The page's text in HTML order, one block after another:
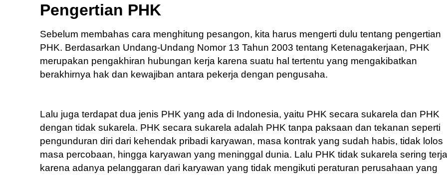
Pengertian PHK
Sebelum membahas cara menghitung pesangon, kita harus mengerti dulu tentang pengertian
PHK. Berdasarkan Undang-Undang Nomor 13 Tahun 2003 tentang Ketenagakerjaan, PHK
merupakan pengakhiran hubungan kerja karena suatu hal tertentu yang mengakibatkan
berakhirnya hak dan kewajiban antara pekerja dengan pengusaha.
Lalu juga terdapat dua jenis PHK yang ada di Indonesia, yaitu PHK secara sukarela dan PHK
dengan tidak sukarela. PHK secara sukarela adalah PHK tanpa paksaan dan tekanan seperti
pengunduran diri dari kehendak pribadi karyawan, masa kontrak yang sudah habis, tidak lolos
masa percobaan, hingga karyawan yang meninggal dunia. Lalu PHK tidak sukarela sering
karena adanya pelanggaran dari karyawan yang tidak mengikuti peraturan perusahaan yang